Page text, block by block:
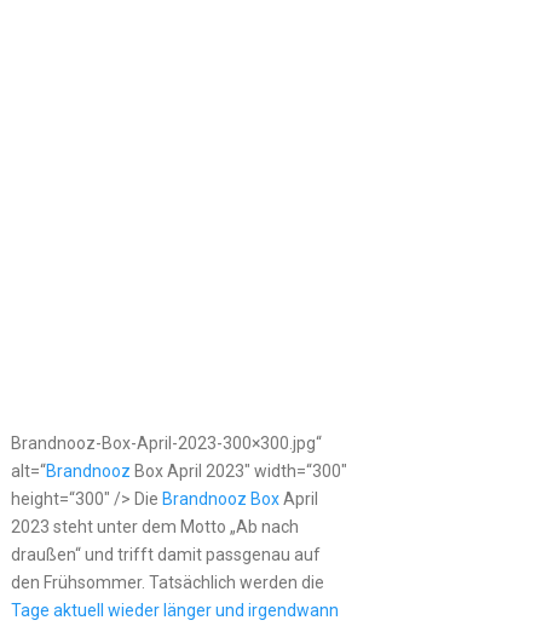
Brandnooz-Box-April-2023-300×300.jpg“
alt=“Brandnooz Box April 2023″ width=“300″
height=“300″ /> Die Brandnooz BoxApril
2023 steht unter dem Motto „Ab nach
draußen“ und trifft damit passgenau auf
den Frühsommer. Tatsächlich werden die
Tage aktuell wieder länger und irgendwann